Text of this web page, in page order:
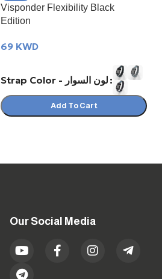
Visponder Flexibility Black
Edition
69 KWD
Strap Color - لون السوار
Add To Cart
Our Social Media